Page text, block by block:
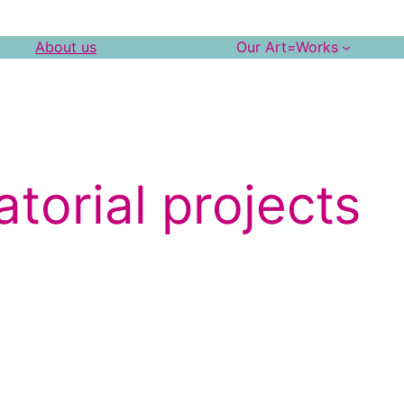
About us Our Art=Works
projects